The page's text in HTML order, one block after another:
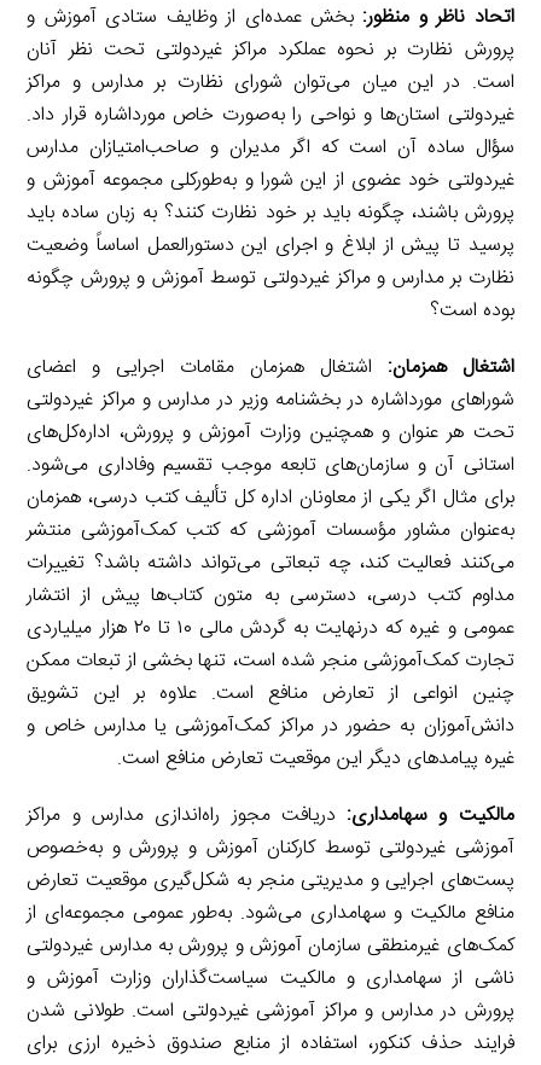
اتحاد ناظر و منظور: بخش عمده‌ای از وظایف ستادی آموزش و
پرورش نظارت بر نحوه عملکرد مراکز غیردولتی تحت نظر آنان
است. در این میان می‌توان شورای نظارت بر مدارس و مراکز
غیردولتی استان‌ها و نواحی را به‌صورت خاص مورداشاره قرار داد.
سؤال ساده آن است که اگر مدیران و صاحب‌امتیازان مدارس
غیردولتی خود عضوی از این شورا و به‌طورکلی مجموعه آموزش و
پرورش باشند، چگونه باید بر خود نظارت کنند؟ به زبان ساده باید
پرسید تا پیش از ابلاغ و اجرای این دستورالعمل اساساً وضعیت
نظارت بر مدارس و مراکز غیردولتی توسط آموزش و پرورش چگونه
بوده است؟
اشتغال همزمان: اشتغال همزمان مقامات اجرایی و اعضای
شوراهای مورداشاره در بخشنامه وزیر در مدارس و مراکز غیردولتی
تحت هر عنوان و همچنین وزارت آموزش و پرورش، اداره‌کل‌های
استانی آن و سازمان‌های تابعه موجب تقسیم وفاداری می‌شود.
برای مثال اگر یکی از معاونان اداره کل تألیف کتب درسی، همزمان
به‌عنوان مشاور مؤسسات آموزشی که کتب کمک‌آموزشی منتشر
می‌کنند فعالیت کند، چه تبعاتی می‌تواند داشته باشد؟ تغییرات
مداوم کتب درسی، دسترسی به متون کتاب‌ها پیش از انتشار
عمومی و غیره که درنهایت به گردش مالی ۱۰ تا ۲۰ هزار میلیاردی
تجارت کمک‌آموزشی منجر شده است، تنها بخشی از تبعات ممکن
چنین انواعی از تعارض منافع است. علاوه بر این تشویق
دانش‌آموزان به حضور در مراکز کمک‌آموزشی یا مدارس خاص و
غیره پیامدهای دیگر این موقعیت تعارض منافع است.
مالکیت و سهامداری: دریافت مجوز راه‌اندازی مدارس و مراکز
آموزشی غیردولتی توسط کارکنان آموزش و پرورش و به‌خصوص
پست‌های اجرایی و مدیریتی منجر به شکل‌گیری موقعیت تعارض
منافع مالکیت و سهامداری می‌شود. به‌طور عمومی مجموعه‌ای از
کمک‌های غیرمنطقی سازمان آموزش و پرورش به مدارس غیردولتی
ناشی از سهامداری و مالکیت سیاست‌گذاران وزارت آموزش و
پرورش در مدارس و مراکز آموزشی غیردولتی است. طولانی شدن
فرایند حذف کنکور، استفاده از منابع صندوق ذخیره ارزی برای